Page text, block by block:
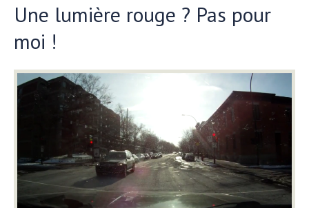
Une lumière rouge ? Pas pour
moi !